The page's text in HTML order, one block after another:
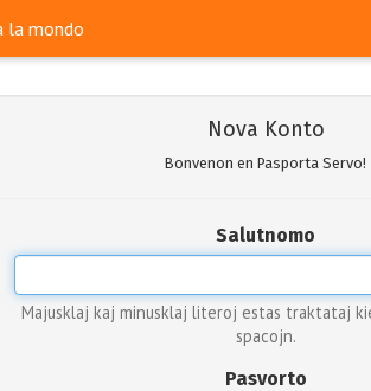
la mondo
Nova Konto
Bonvenon en Pasporta Servo!
Salutnomo
Majusklaj kaj minusklaj literoj estas traktataj
spacojn.
Pasvorto